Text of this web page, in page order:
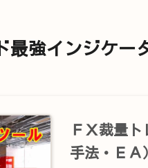
最強インジケー
ＦＸ裁量
手法・ＥＡ